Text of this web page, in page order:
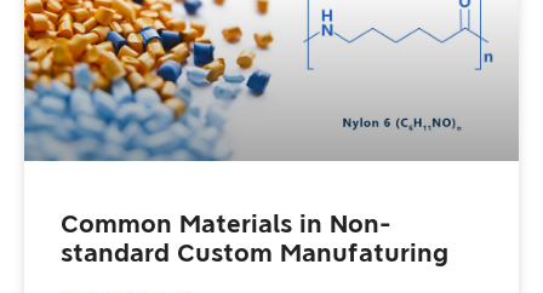
Common Materials in Non-
standard Custom Manufaturing